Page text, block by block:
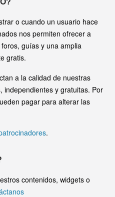
o cuando un usuario hace
nos permiten ofrecer a
guías y una amplia
gratis.
a la calidad de nuestras
independientes y gratuitas. Por
pagar para alterar las
.
contenidos, widgets o